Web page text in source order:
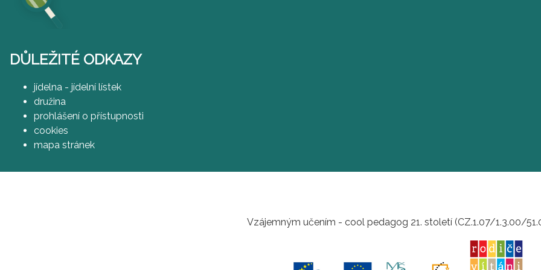
DŮLEŽITÉ ODKAZY
jídelna - jídelní lístek
družina
prohlášení o přístupnosti
cookies
mapa stránek
Vzájemným učením - cool pedagog 21. století (CZ.1.07/1.3.00/